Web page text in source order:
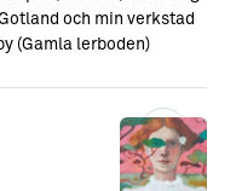
och min verkstad
(Gamla lerboden)